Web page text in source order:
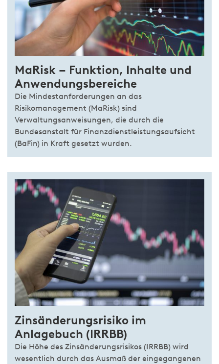
MaRisk – Funktion, Inhalte und
Anwendungsbereiche
Die Mindestanforderungen an das
Risikomanagement (MaRisk) sind
Verwaltungsanweisungen, die durch die
Bundesanstalt für Finanzdienstleistungsaufsicht
(BaFin) in Kraft gesetzt wurden.
Zinsänderungsrisiko im
Anlagebuch (IRRBB)
Die Höhe des Zinsänderungsrisikos (IRRBB) wird
wesentlich durch das Ausmaß der eingegangenen